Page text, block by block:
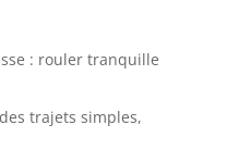
: rouler tranquille
trajets simples,